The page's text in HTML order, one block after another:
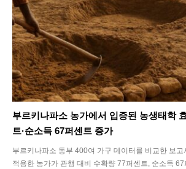
부르키나파소 농가에서 입증된 농생태학
트·순소득 67퍼센트 증가
부르키나파소 동부 400여 가구 데이터를 비교한 보
적용한 농가가 관행 대비 수확량 77퍼센트, 순소득